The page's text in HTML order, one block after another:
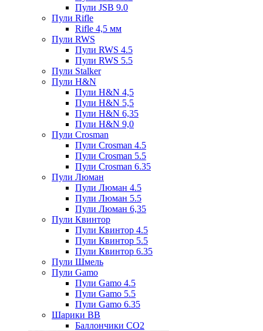
Пули JSB 9.0
Пули Rifle
Rifle 4,5 мм
Пули RWS
Пули RWS 4.5
Пули RWS 5.5
Пули Stalker
Пули H&N
Пули H&N 4,5
Пули H&N 5,5
Пули H&N 6,35
Пули H&N 9,0
Пули Crosman
Пули Crosman 4.5
Пули Crosman 5.5
Пули Crosman 6.35
Пули Люман
Пули Люман 4.5
Пули Люман 5.5
Пули Люман 6,35
Пули Квинтор
Пули Квинтор 4.5
Пули Квинтор 5.5
Пули Квинтор 6.35
Пули Шмель
Пули Gamo
Пули Gamo 4.5
Пули Gamo 5.5
Пули Gamo 6.35
Шарики BB
Баллончики CO2